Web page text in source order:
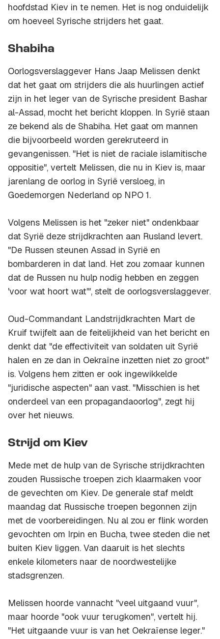
hoofdstad Kiev in te nemen. Het is nog onduidelijk
om hoeveel Syrische strijders het gaat.
Shabiha
Oorlogsverslaggever Hans Jaap Melissen denkt
dat het gaat om strijders die als huurlingen actief
zijn in het leger van de Syrische president Bashar
al-Assad, mocht het bericht kloppen. In Syrië staan
ze bekend als de Shabiha. Het gaat om mannen
die bijvoorbeeld worden gerekruteerd in
gevangenissen. "Het is niet de raciale islamitische
oppositie", vertelt Melissen, die nu in Kiev is, maar
jarenlang de oorlog in Syrië versloeg, in
Goedemorgen Nederland op NPO 1.
Volgens Melissen is het "zeker niet" ondenkbaar
dat Syrië deze strijdkrachten aan Rusland levert.
"De Russen steunen Assad in Syrië en
bombarderen in dat land. Het zou zomaar kunnen
dat de Russen nu hulp nodig hebben en zeggen
'voor wat hoort wat'", stelt de oorlogsverslaggever.
Oud-Commandant Landstrijdkrachten Mart de
Kruif twijfelt aan de feitelijkheid van het bericht en
denkt dat "de effectiviteit van soldaten uit Syrië
halen en ze dan in Oekraïne inzetten niet zo groot"
is. Volgens hem zitten er ook ingewikkelde
"juridische aspecten" aan vast. "Misschien is het
onderdeel van een propagandaoorlog", zegt hij
over het nieuws.
Strijd om Kiev
Mede met de hulp van de Syrische strijdkrachten
zouden Russische troepen zich klaarmaken voor
de gevechten om Kiev. De generale staf meldt
maandag dat Russische troepen begonnen zijn
met de voorbereidingen. Nu al zou er flink worden
gevochten om Irpin en Bucha, twee steden die net
buiten Kiev liggen. Van daaruit is het slechts
enkele kilometers naar de noordwestelijke
stadsgrenzen.
Melissen hoorde vannacht "veel uitgaand vuur",
maar hoorde "ook vuur terugkomen", vertelt hij.
"Het uitgaande vuur is van het Oekraïense leger."